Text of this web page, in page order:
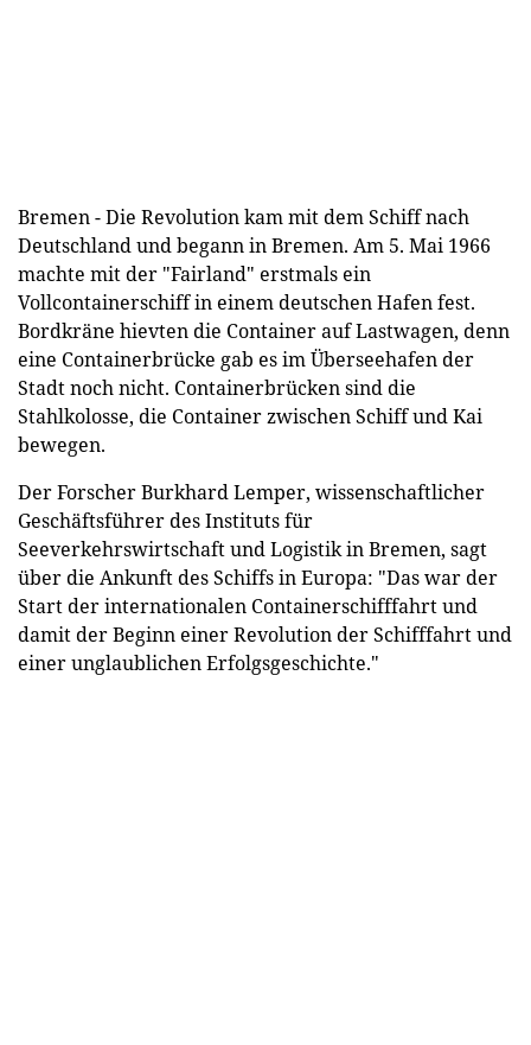
Bremen - Die Revolution kam mit dem Schiff nach
Deutschland und begann in Bremen. Am 5. Mai 1966
machte mit der "Fairland" erstmals ein
Vollcontainerschiff in einem deutschen Hafen fest.
Bordkräne hievten die Container auf Lastwagen, denn
eine Containerbrücke gab es im Überseehafen der
Stadt noch nicht. Containerbrücken sind die
Stahlkolosse, die Container zwischen Schiff und Kai
bewegen.
Der Forscher Burkhard Lemper, wissenschaftlicher
Geschäftsführer des Instituts für
Seeverkehrswirtschaft und Logistik in Bremen, sagt
über die Ankunft des Schiffs in Europa: "Das war der
Start der internationalen Containerschifffahrt und
damit der Beginn einer Revolution der Schifffahrt und
einer unglaublichen Erfolgsgeschichte."